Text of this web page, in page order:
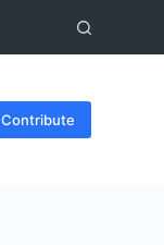
Contribute